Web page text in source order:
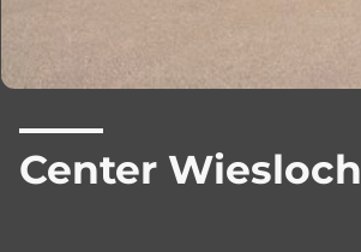
Center Wiesloch